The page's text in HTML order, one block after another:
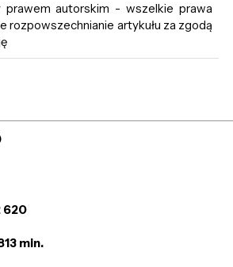
prawem autorskim - wszelkie prawa
rozpowszechnianie artykułu za zgodą
620
min.